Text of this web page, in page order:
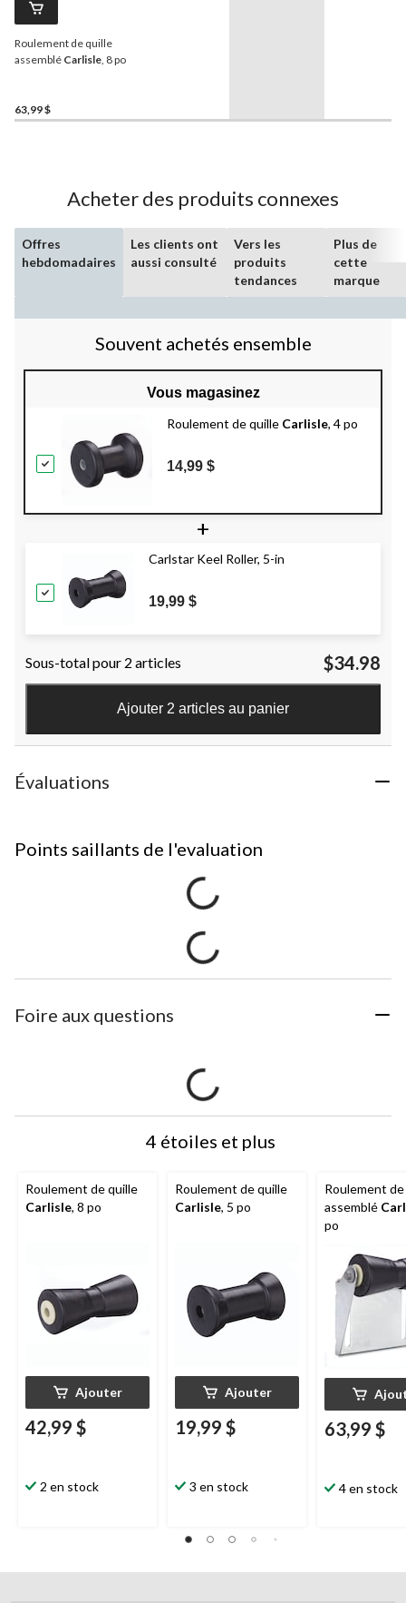
Roulement de quille
assemblé Carlisle, 8 po
63,99 $
Acheter des produits connexes
Offres
hebdomadaires
Les clients ont
aussi consulté
Vers les
produits
tendances
Plus de
cette
marque
Souvent achetés ensemble
Vous magasinez
Roulement de quille Carlisle, 4 po
14,99 $
+
Carlstar Keel Roller, 5-in
19,99 $
Sous-total pour 2 articles $34.98
Ajouter 2 articles au panier
Évaluations
Points saillants de l'evaluation
Foire aux questions
4 étoiles et plus
Roulement de quille
Carlisle, 8 po
Ajouter
42,99 $
2 en stock
Roulement de quille
Carlisle, 5 po
Ajouter
19,99 $
3 en stock
Roulement
assemblé
po
63,99 $
4 en stock